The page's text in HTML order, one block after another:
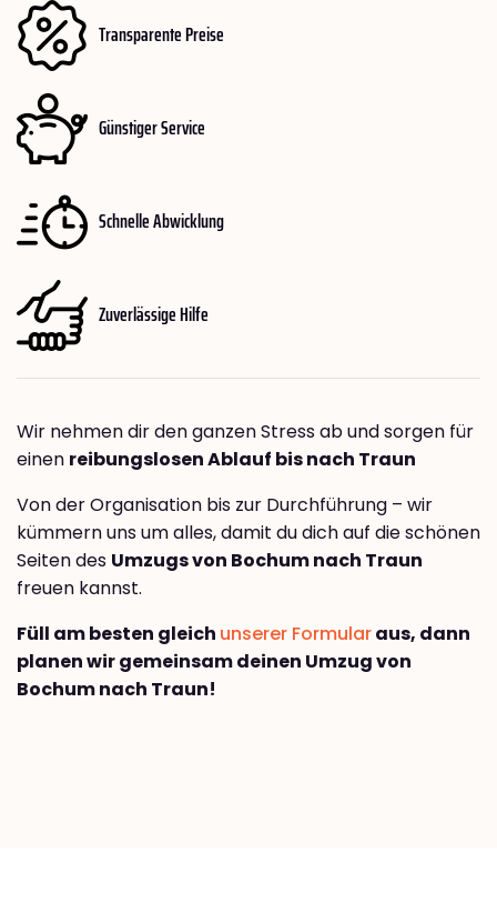
Transparente Preise
Günstiger Service
Schnelle Abwicklung
Zuverlässige Hilfe
Wir nehmen dir den ganzen Stress ab und sorgen für
einen reibungslosen Ablauf bis nach Traun
Von der Organisation bis zur Durchführung – wir
kümmern uns um alles, damit du dich auf die schönen
Seiten des Umzugs von Bochum nach Traun
freuen kannst.
Füll am besten gleich unserer Formularaus, dann
planen wir gemeinsam deinen Umzug von
Bochum nach Traun!